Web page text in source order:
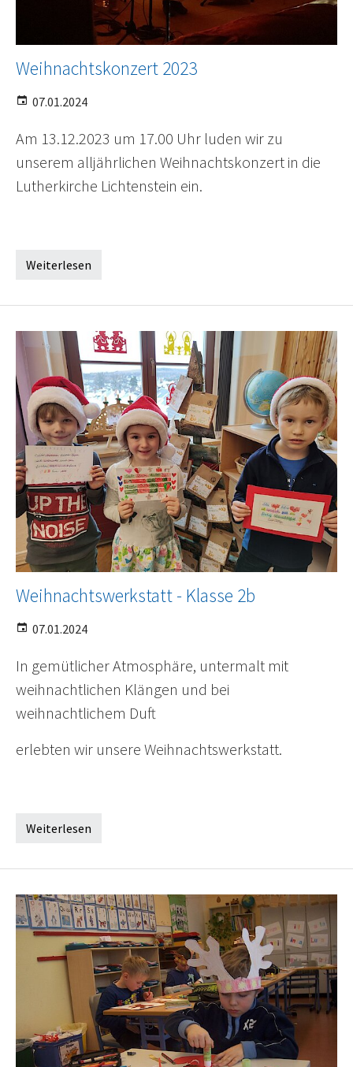
Weihnachtskonzert 2023
07.01.2024
Am 13.12.2023 um 17.00 Uhr luden wir zu
unserem alljährlichen Weihnachtskonzert in die
Lutherkirche Lichtenstein ein.
Weiterlesen
Weihnachtswerkstatt - Klasse 2b
07.01.2024
In gemütlicher Atmosphäre, untermalt mit
weihnachtlichen Klängen und bei
weihnachtlichem Duft
erlebten wir unsere Weihnachtswerkstatt.
Weiterlesen